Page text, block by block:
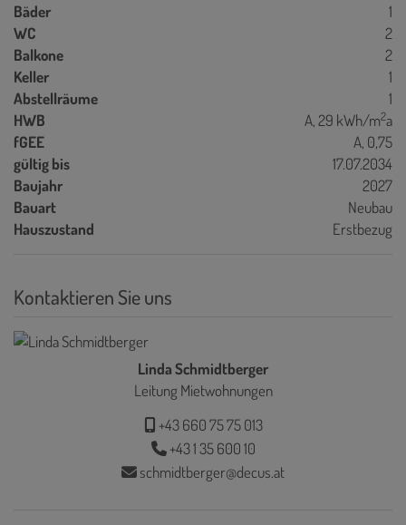
Bäder
1
WC
2
Balkone
2
Keller
1
Abstellräume
1
HWB
A, 29 kWh/m2a
fGEE
A, 0,75
gültig bis
17.07.2034
Baujahr
2027
Bauart
Neubau
Hauszustand
Erstbezug
Kontaktieren Sie uns
Linda Schmidtberger
Leitung Mietwohnungen
+43 660 75 75 013
+43 1 35 600 10
schmidtberger@decus.at